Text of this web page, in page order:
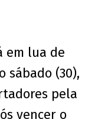
em lua de
sábado (30),
pela
vencer o